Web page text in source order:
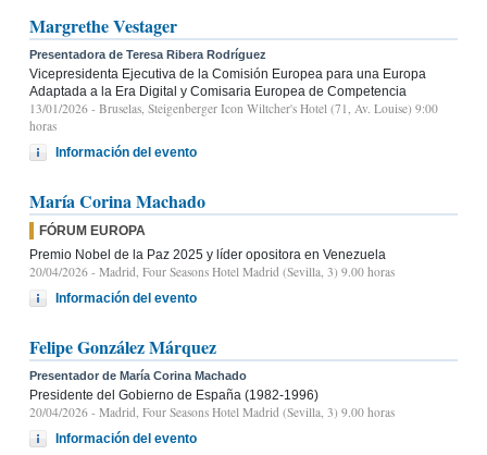
Margrethe Vestager
Presentadora de Teresa Ribera Rodríguez
Vicepresidenta Ejecutiva de la Comisión Europea para una Europa
Adaptada a la Era Digital y Comisaria Europea de Competencia
13/01/2026 - Bruselas, Steigenberger Icon Wiltcher's Hotel (71, Av. Louise) 9:00
horas
Información del evento
María Corina Machado
FÓRUM EUROPA
Premio Nobel de la Paz 2025 y líder opositora en Venezuela
20/04/2026 - Madrid, Four Seasons Hotel Madrid (Sevilla, 3) 9.00 horas
Información del evento
Felipe González Márquez
Presentador de María Corina Machado
Presidente del Gobierno de España (1982-1996)
20/04/2026 - Madrid, Four Seasons Hotel Madrid (Sevilla, 3) 9.00 horas
Información del evento